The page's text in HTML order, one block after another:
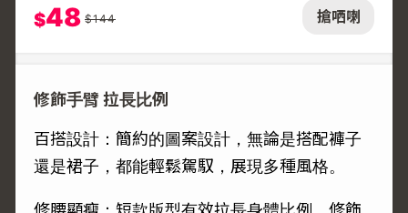
搶哂喇
$48 $144
修飾手臂 拉長比例
百搭設計：簡約的圖案設計，無論是搭配褲子
還是裙子，都能輕鬆駕馭，展現多種風格。